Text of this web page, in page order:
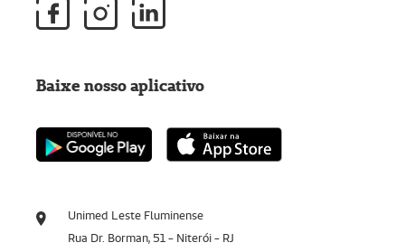
Unimed Leste Fluminense
Rua Dr. Borman, 51 - Niterói - RJ
Baixe nosso aplicativo